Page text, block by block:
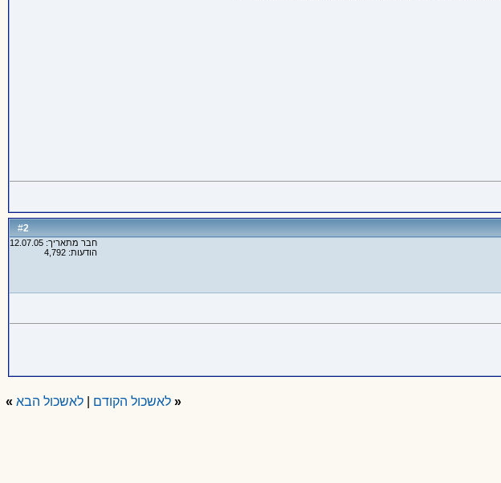
#
2
חבר מתאריך: 12.07.05
הודעות: 4,792
« לאשכול הקודם |לאשכול הבא »